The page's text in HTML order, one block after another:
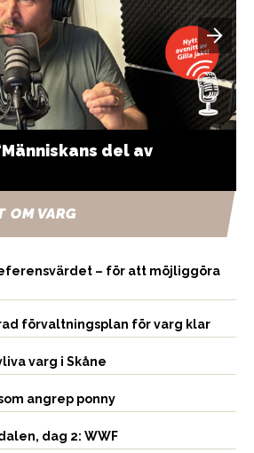
del av
OM VARG
– för att möjliggöra
förvaltningsplan för varg klar
varg i Skåne
angrep ponny
dag 2: WWF